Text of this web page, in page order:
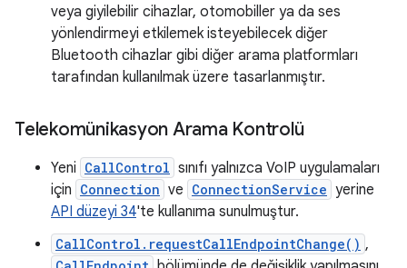
veya giyilebilir cihazlar, otomobiller ya da ses
yönlendirmeyi etkilemek isteyebilecek diğer
Bluetooth cihazlar gibi diğer arama platformları
tarafından kullanılmak üzere tasarlanmıştır.
Telekomünikasyon Arama Kontrolü
Yeni CallControl sınıfı yalnızca VoIP uygulamaları
için Connection ve ConnectionService yerine
API düzeyi 34'te kullanıma sunulmuştur.
CallControl.requestCallEndpointChange() ,